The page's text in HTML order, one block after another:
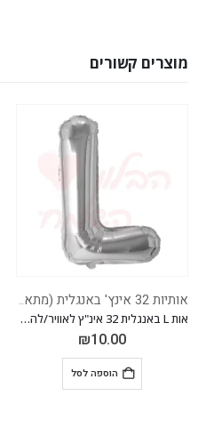
מוצרים קשורים
אות L באנגלית 32 אינ"ץ לאוויר/להליום